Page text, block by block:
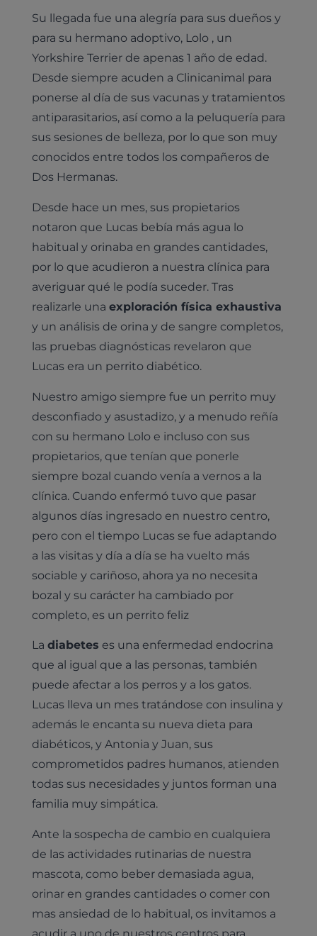
Pruebas diagnósticas
Diagnóstico veterinario por imagen
Identificación con microchip y pasaporte
Medicina general
Planes de salud para perros
Su llegada fue una alegría para sus dueños y
para su hermano adoptivo, Lolo , un
Yorkshire Terrier de apenas 1 año de edad.
Desde siempre acuden a Clinicanimal para
ponerse al día de sus vacunas y tratamientos
antiparasitarios, así como a la peluquería para
sus sesiones de belleza, por lo que son muy
conocidos entre todos los compañeros de
Dos Hermanas.
Desde hace un mes, sus propietarios
notaron que Lucas bebía más agua lo
habitual y orinaba en grandes cantidades,
por lo que acudieron a nuestra clínica para
averiguar qué le podía suceder. Tras
realizarle una exploración física exhaustiva
y un análisis de orina y de sangre completos,
las pruebas diagnósticas revelaron que
Lucas era un perrito diabético.
Nuestro amigo siempre fue un perrito muy
desconfiado y asustadizo, y a menudo reñía
con su hermano Lolo e incluso con sus
propietarios, que tenían que ponerle
siempre bozal cuando venía a vernos a la
clínica. Cuando enfermó tuvo que pasar
algunos días ingresado en nuestro centro,
pero con el tiempo Lucas se fue adaptando
a las visitas y día a día se ha vuelto más
sociable y cariñoso, ahora ya no necesita
bozal y su carácter ha cambiado por
completo, es un perrito feliz
La diabetes es una enfermedad endocrina
que al igual que a las personas, también
puede afectar a los perros y a los gatos.
Lucas lleva un mes tratándose con insulina y
además le encanta su nueva dieta para
diabéticos, y Antonia y Juan, sus
comprometidos padres humanos, atienden
todas sus necesidades y juntos forman una
familia muy simpática.
Ante la sospecha de cambio en cualquiera
de las actividades rutinarias de nuestra
mascota, como beber demasiada agua,
orinar en grandes cantidades o comer con
mas ansiedad de lo habitual, os invitamos a
acudir a uno de nuestros centros para